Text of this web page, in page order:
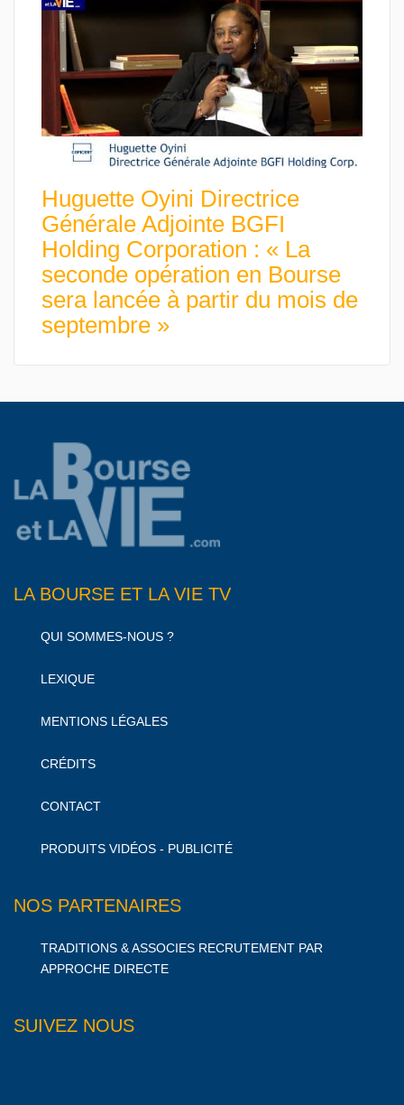
Huguette Oyini Directrice
Générale Adjointe BGFI
Holding Corporation : « La
seconde opération en Bourse
sera lancée à partir du mois de
septembre »
LA BOURSE ET LA VIE TV
QUI SOMMES-NOUS ?
LEXIQUE
MENTIONS LÉGALES
CRÉDITS
CONTACT
PRODUITS VIDÉOS - PUBLICITÉ
NOS PARTENAIRES
TRADITIONS & ASSOCIES RECRUTEMENT PAR
APPROCHE DIRECTE
SUIVEZ NOUS